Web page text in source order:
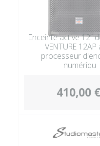
Enceinte active 12”
VENTURE 12AP
processeur
numériqu
410,00 €